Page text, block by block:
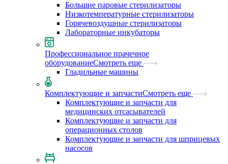
Большие паровые стерилизаторы
Низкотемпературные стерилизаторы
Горячевоздушные стерилизаторы
Лабораторные инкубаторы
Профессиональное прачечное
оборудованиеСмотреть еще
Гладильные машины
Комплектующие и запчастиСмотреть еще
Комплектующие и запчасти для
медицинских отсасывателей
Комплектующие и запчасти для
операционных столов
Комплектующие и запчасти для шприцевых
насосов